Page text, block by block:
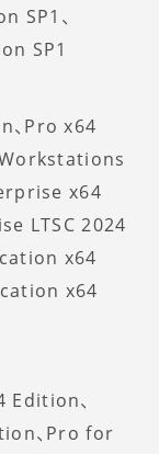
SP1、
SP1
、Pro x64
x64
LTSC 2024
x64
x64
Edition、
、Pro for